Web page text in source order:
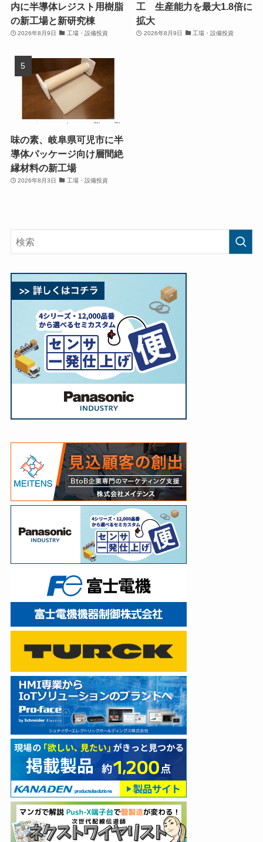
内に半導体レジスト用樹脂
の新工場と新研究棟
2026年8月9日 工場・設備投資
工 生産能力を最大1.8倍に
拡大
2026年8月9日 工場・設備投資
味の素、岐阜県可児市に半
導体パッケージ向け層間絶
縁材料の新工場
2026年8月3日 工場・設備投資